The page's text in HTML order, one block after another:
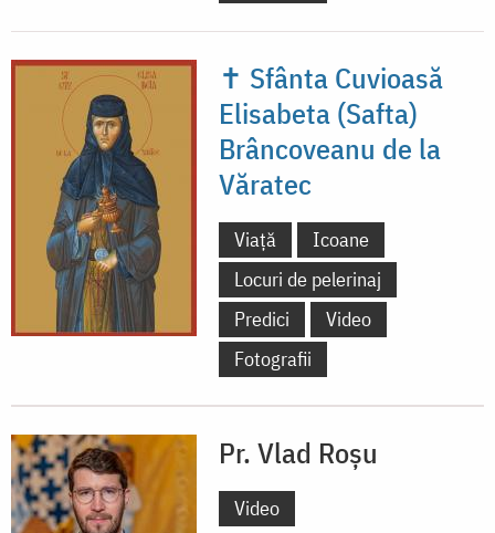
✝ Sfânta Cuvioasă
Elisabeta (Safta)
Brâncoveanu de la
Văratec
Viață
Icoane
Locuri de pelerinaj
Predici
Video
Fotografii
Pr. Vlad Roșu
Video